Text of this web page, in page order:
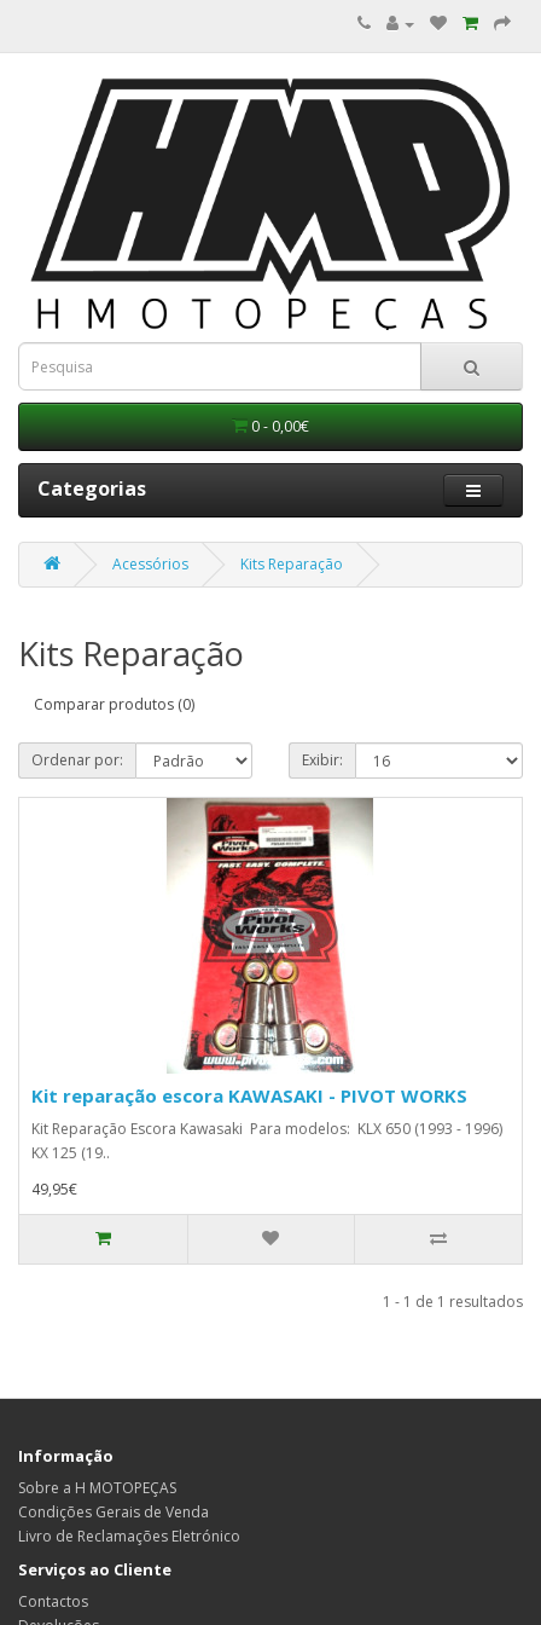
0 - 0,00€
Categorias
Acessórios Kits Reparação
Kits Reparação
Comparar produtos (0)
Ordenar por: Exibir:
Kit reparação escora KAWASAKI - PIVOT WORKS
Kit Reparação Escora Kawasaki Para modelos: KLX 650 (1993 - 1996)
KX 125 (19..
49,95€
1 - 1 de 1 resultados
Informação
Sobre a H MOTOPEÇAS
Condições Gerais de Venda
Livro de Reclamações Eletrónico
Serviços ao Cliente
Contactos